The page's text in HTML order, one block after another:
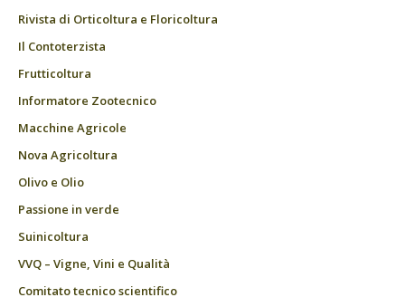
Rivista di Orticoltura e Floricoltura
Il Contoterzista
Frutticoltura
Informatore Zootecnico
Macchine Agricole
Nova Agricoltura
Olivo e Olio
Passione in verde
Suinicoltura
VVQ – Vigne, Vini e Qualità
Comitato tecnico scientifico